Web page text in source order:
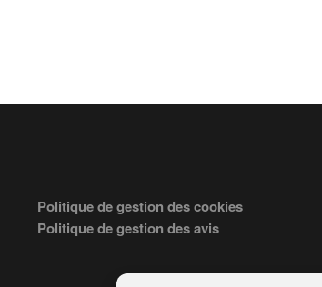
Politique de gestion des cookies
Politique de gestion des avis